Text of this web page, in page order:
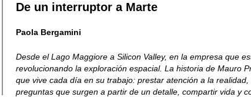
De un interruptor a Marte
Paola Bergamini
Desde el Lago Maggiore a Silicon Valley, en la empresa que
revolucionando la exploración espacial. La historia de Mauro
que vive cada día en su trabajo: prestar atención a la
preguntas que surgen a partir de un detalle, compartir vida y